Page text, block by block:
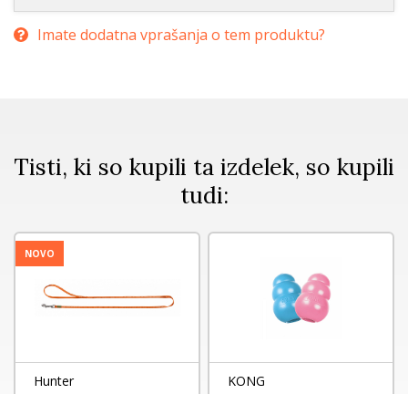
Imate dodatna vprašanja o tem produktu?
Tisti, ki so kupili ta izdelek, so kupili
tudi:
NOVO
Hunter
KONG